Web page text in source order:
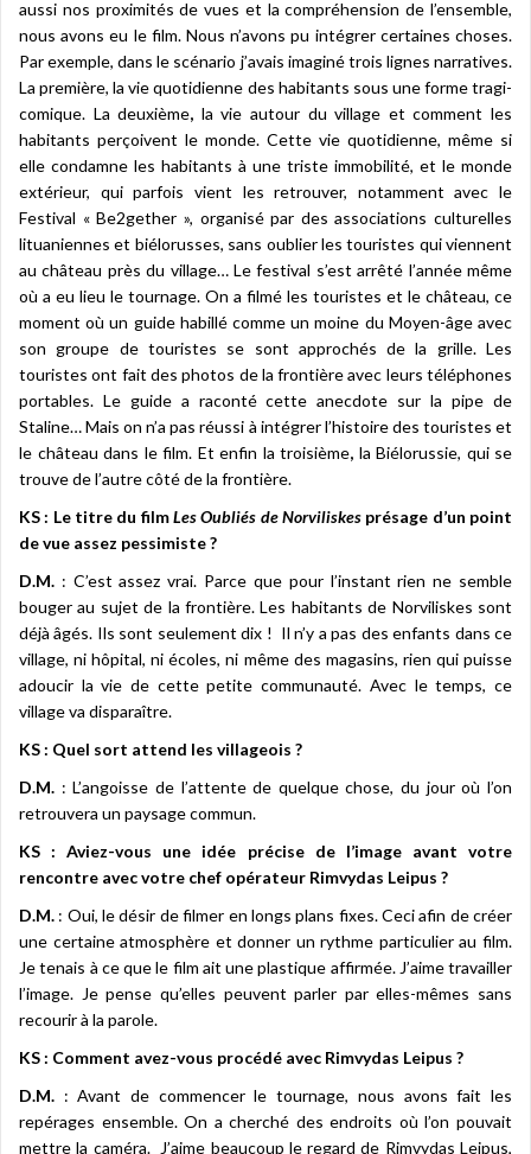
aussi nos proximités de vues et la compréhension de l’ensemble,
nous avons eu le film. Nous n’avons pu intégrer certaines choses.
Par exemple, dans le scénario j’avais imaginé trois lignes narratives.
La première, la vie quotidienne des habitants sous une forme tragi-
comique. La deuxième, la vie autour du village et comment les
habitants perçoivent le monde. Cette vie quotidienne, même si
elle condamne les habitants à une triste immobilité, et le monde
extérieur, qui parfois vient les retrouver, notamment avec le
Festival « Be2gether », organisé par des associations culturelles
lituaniennes et biélorusses, sans oublier les touristes qui viennent
au château près du village… Le festival s’est arrêté l’année même
où a eu lieu le tournage. On a filmé les touristes et le château, ce
moment où un guide habillé comme un moine du Moyen-âge avec
son groupe de touristes se sont approchés de la grille. Les
touristes ont fait des photos de la frontière avec leurs téléphones
portables. Le guide a raconté cette anecdote sur la pipe de
Staline… Mais on n’a pas réussi à intégrer l’histoire des touristes et
le château dans le film. Et enfin la troisième, la Biélorussie, qui se
trouve de l’autre côté de la frontière.
KS : Le titre du filmLes Oubliés de Norviliskes présage d’un point
de vue assez pessimiste ?
D.M. : C’est assez vrai. Parce que pour l’instant rien ne semble
bouger au sujet de la frontière. Les habitants de Norviliskes sont
déjà âgés. Ils sont seulement dix ! Il n’y a pas des enfants dans ce
village, ni hôpital, ni écoles, ni même des magasins, rien qui puisse
adoucir la vie de cette petite communauté. Avec le temps, ce
village va disparaître.
KS : Quel sort attend les villageois ?
D.M. : L’angoisse de l’attente de quelque chose, du jour où l’on
retrouvera un paysage commun.
KS : Aviez-vous une idée précise de l’image avant votre
rencontre avec votre chef opérateur Rimvydas Leipus ?
D.M. : Oui, le désir de filmer en longs plans fixes. Ceci afin de créer
une certaine atmosphère et donner un rythme particulier au film.
Je tenais à ce que le film ait une plastique affirmée. J’aime travailler
l’image. Je pense qu’elles peuvent parler par elles-mêmes sans
recourir à la parole.
KS : Comment avez-vous procédé avec Rimvydas Leipus ?
D.M. : Avant de commencer le tournage, nous avons fait les
repérages ensemble. On a cherché des endroits où l’on pouvait
mettre la caméra. J’aime beaucoup le regard de Rimvydas Leipus,